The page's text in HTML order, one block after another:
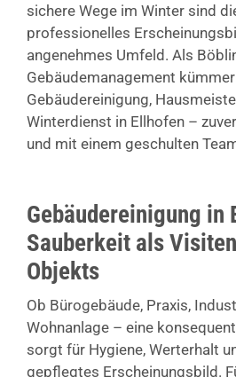
sichere Wege im Winter sind
professionelles
angenehmes Umfeld. Als
Gebäudemanagement
Gebäudereinigung,
Winterdienst in Ellhofen –
und mit einem geschulten
Gebäudereinigung in
Sauberkeit als
Objekts
Ob Bürogebäude, Praxis,
Wohnanlage – eine
sorgt für Hygiene, Werterhalt
gepflegtes Erscheinungsbild.